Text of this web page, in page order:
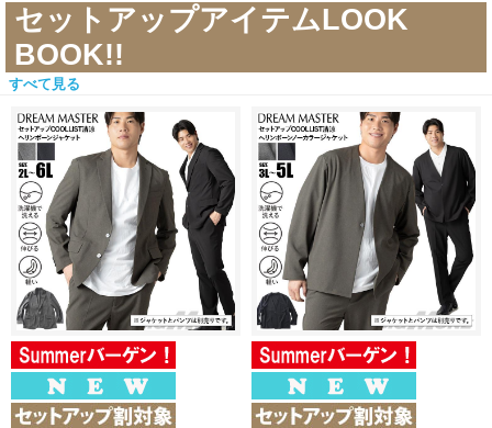
セットアップアイテムLOOK
BOOK!!
すべて見る